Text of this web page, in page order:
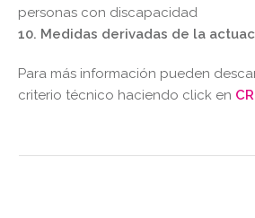
personas con discapacidad
10. Medidas derivadas de la
Para más información pueden
criterio técnico haciendo click en